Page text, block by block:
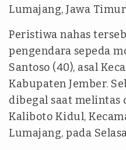
Lumajang, Jawa
Peristiwa nahas
pengendara sepeda
Santoso (40), asal
Kabupaten Jember.
dibegal saat melintas
Kaliboto Kidul,
Lumajang, pada